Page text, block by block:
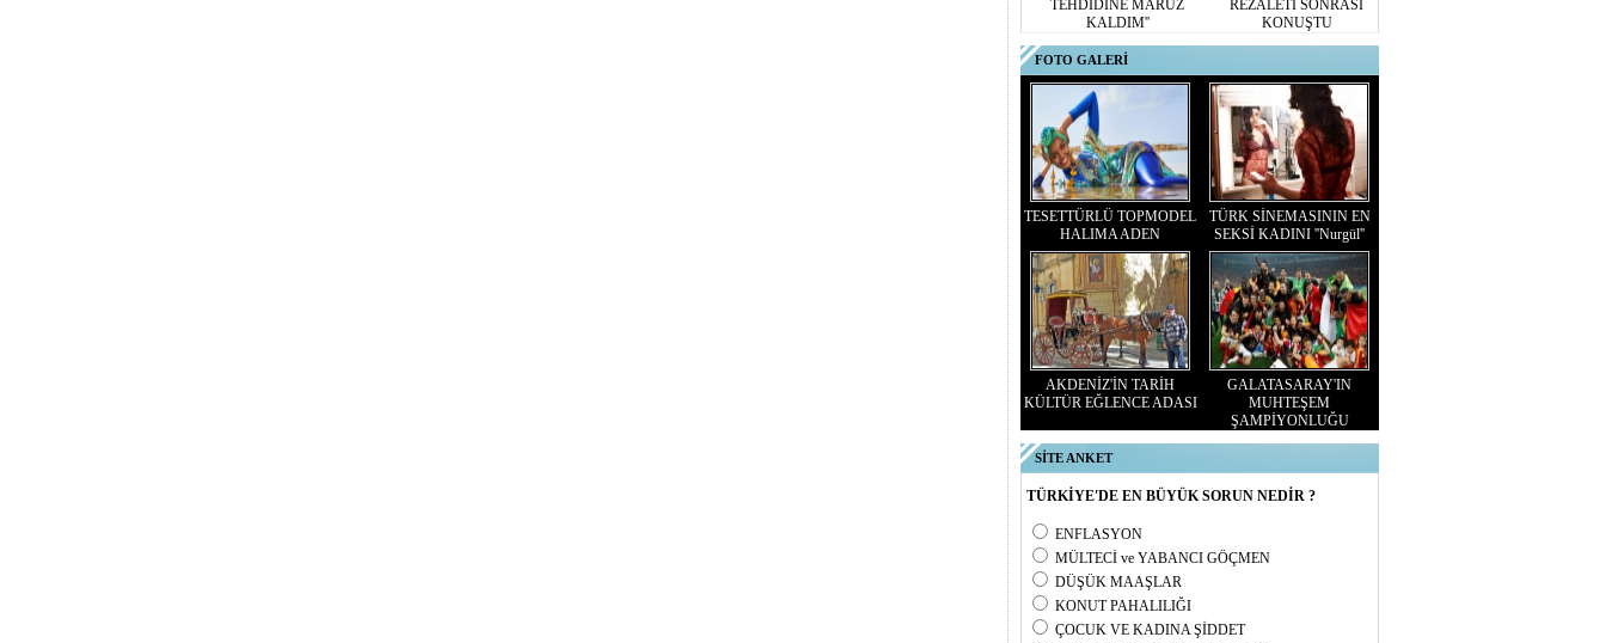
TEHDİDİNE MARUZ
KALDIM''
REZALETİ SONRASI
KONUŞTU
FOTO GALERİ
TESETTÜRLÜ TOPMODEL
HALIMA ADEN
TÜRK SİNEMASININ EN
SEKSİ KADINI ''Nurgül''
AKDENİZ'İN TARİH
KÜLTÜR EĞLENCE ADASI
GALATASARAY'IN
MUHTEŞEM
ŞAMPİYONLUĞU
SİTE ANKET
TÜRKİYE'DE EN BÜYÜK SORUN NEDİR ?
ENFLASYON
MÜLTECİ ve YABANCI GÖÇMEN
DÜŞÜK MAAŞLAR
KONUT PAHALILIĞI
ÇOCUK VE KADINA ŞİDDET